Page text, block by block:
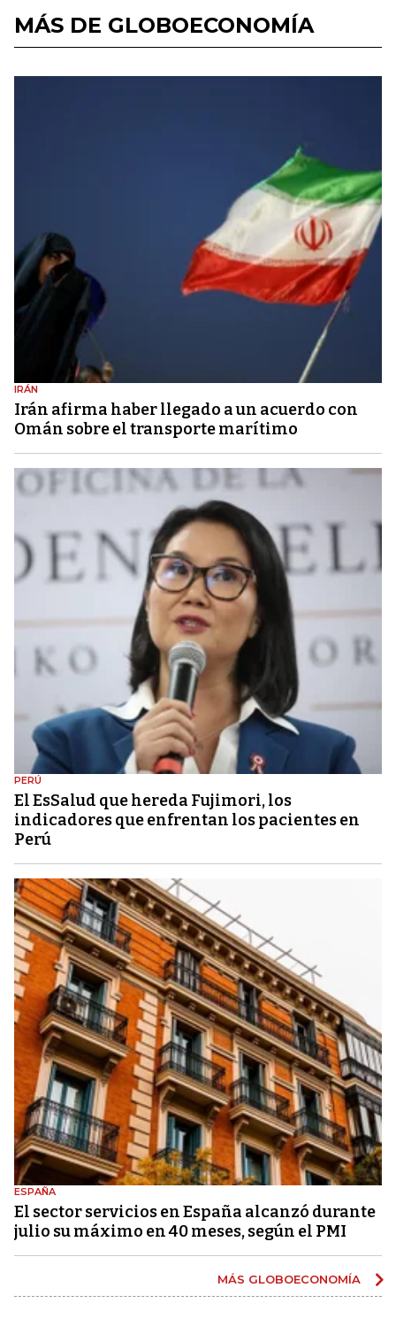
MÁS DE GLOBOECONOMÍA
IRÁN
Irán afirma haber llegado a un acuerdo con
Omán sobre el transporte marítimo
PERÚ
El EsSalud que hereda Fujimori, los
indicadores que enfrentan los pacientes en
Perú
ESPAÑA
El sector servicios en España alcanzó durante
julio su máximo en 40 meses, según el PMI
MÁS GLOBOECONOMÍA